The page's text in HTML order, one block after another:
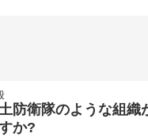
防衛隊のような組織
か?